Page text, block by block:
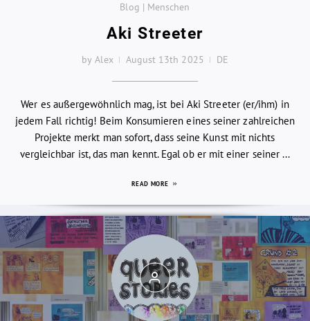
Blog | Menschen
Aki Streeter
by Alex August 13th 2025 DE
Wer es außergewöhnlich mag, ist bei Aki Streeter (er/ihm) in
jedem Fall richtig! Beim Konsumieren eines seiner zahlreichen
Projekte merkt man sofort, dass seine Kunst mit nichts
vergleichbar ist, das man kennt. Egal ob er mit einer seiner ...
READ MORE